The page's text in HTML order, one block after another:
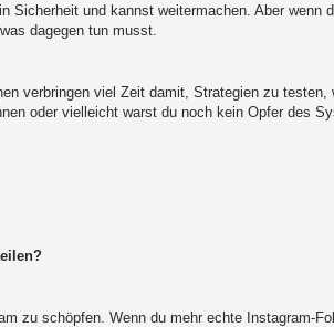
und kannst weitermachen. Aber wenn
dagegen tun musst.
verbringen viel Zeit damit, Strategien zu testen,
oder vielleicht warst du noch kein Opfer des
zu schöpfen. Wenn du mehr echte Instagram-